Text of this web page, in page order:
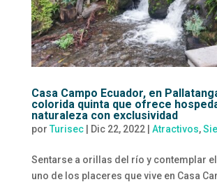
Casa Campo Ecuador, en
colorida quinta que ofrece
naturaleza con exclusividad
por Turisec| Dic 22, 2022| Atractivos,
Sentarse a orillas del río y contemplar
uno de los placeres que vive en Casa